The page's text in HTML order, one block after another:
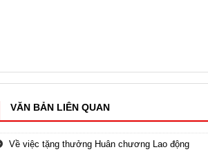
VĂN BẢN LIÊN QUAN
Về việc tặng thưởng Huân chương Lao động